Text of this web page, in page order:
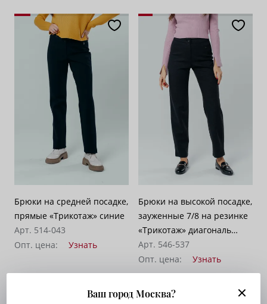
Брюки на средней посадке,
прямые «Трикотаж» синие
Арт. 514-043
Опт. цена:
Узнать
Брюки на высокой посадке,
зауженные 7/8 на резинке
«Трикотаж» диагональ
темно-серые
Арт. 546-537
Опт. цена:
Узнать
Ваш город Москва?